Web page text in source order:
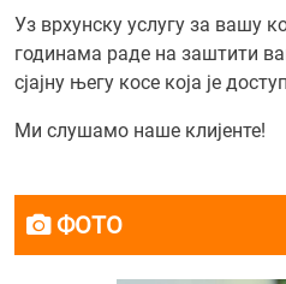
Уз врхунску услугу за вашу
годинама раде на заштити
сјајну његу косе која је
Ми слушамо наше клијенте!
ФОТО